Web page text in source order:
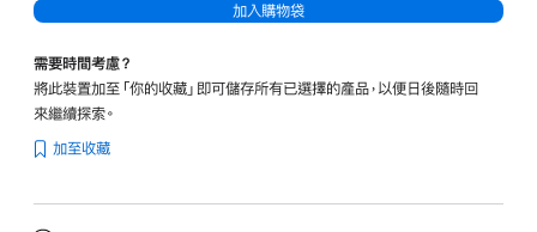
加入購物袋
需要時間考慮？
將此裝置加至「你的收藏」即可儲存所有已選擇的產品，以便日後隨時回
來繼續探索。
加至收藏